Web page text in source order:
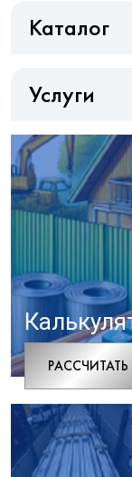
Каталог
Услуги
РАCСЧИТАТЬ